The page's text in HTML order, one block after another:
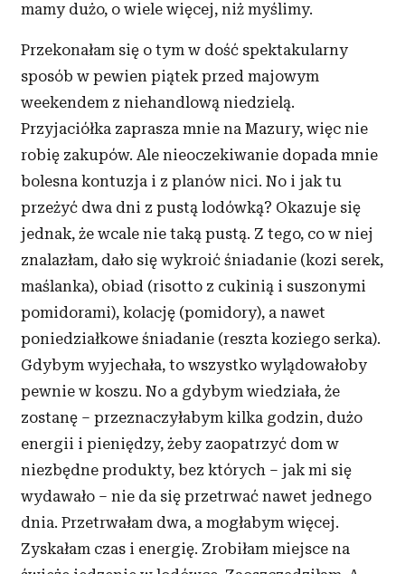
mamy dużo, o wiele więcej, niż myślimy.
Przekonałam się o tym w dość spektakularny
sposób w pewien piątek przed majowym
weekendem z niehandlową niedzielą.
Przyjaciółka zaprasza mnie na Mazury, więc nie
robię zakupów. Ale nieoczekiwanie dopada mnie
bolesna kontuzja i z planów nici. No i jak tu
przeżyć dwa dni z pustą lodówką? Okazuje się
jednak, że wcale nie taką pustą. Z tego, co w niej
znalazłam, dało się wykroić śniadanie (kozi serek,
maślanka), obiad (risotto z cukinią i suszonymi
pomidorami), kolację (pomidory), a nawet
poniedziałkowe śniadanie (reszta koziego serka).
Gdybym wyjechała, to wszystko wylądowałoby
pewnie w koszu. No a gdybym wiedziała, że
zostanę – przeznaczyłabym kilka godzin, dużo
energii i pieniędzy, żeby zaopatrzyć dom w
niezbędne produkty, bez których – jak mi się
wydawało – nie da się przetrwać nawet jednego
dnia. Przetrwałam dwa, a mogłabym więcej.
Zyskałam czas i energię. Zrobiłam miejsce na